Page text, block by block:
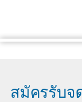
สมัครรับจ